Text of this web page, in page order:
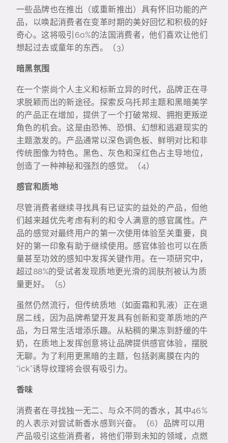
一些品牌也在推出（或重新推出）具有怀旧功能的产
品，以唤起消费者在变革时期的美好回忆和积极的好
奇心。这将吸引60%的法国消费者，他们喜欢让他们
想起过去或童年的东西。（3）
暗黑氛围
在一个崇尚个人主义和标新立异的时代，品牌正在寻
求脱颖而出的新途径。探索反乌托邦主题和黑暗美学
的产品正在增加，提供了一个打破常规、拥抱更叛逆
角色的机会。这是由恐怖、恐惧、幻想和逃避现实的
主题激发的。产品通常以深色调色板、鲜明对比和非
传统图像为特色。黑色、灰色和深红色占主导地位，
创造了一种神秘和强烈的感觉。（4）
感官和质地
尽管消费者继续寻找具有已证实的益处的产品，但他
们越来越优先考虑有利的和令人满意的感官属性。产
品的感觉对最终用户的第一次使用体验至关重要，良
好的第一印象有助于继续使用。感官体验也可以在质
量甚至功效的感知中发挥关键作用。在一项研究中，
超过88%的受试者发现质地更光滑的润肤剂被认为质
量更好。（5）
虽然仍然流行，但传统质地（如面霜和乳液）正在退
居二线，因为品牌希望开发具有创新和变革质地的产
品，为日常生活增添乐趣。从粘稠的果冻到舒缓的牛
奶，在质地上发挥创意将让品牌提供感官体验，摆脱
无聊。为了利用更黑暗的主题，包括剥离膜在内的
“ick”诱导纹理将会很有吸引力。
香味
消费者在寻找独一无二、与众不同的香水，其中46%
的人表示对尝试新香水感到兴奋。（6）品牌可以用
产品吸引这些消费者，将他们带到未知的领域，点燃